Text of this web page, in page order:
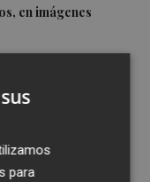
en imágenes
un conejo de
para